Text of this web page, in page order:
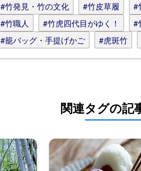
#竹発見・竹の文化
#竹皮草履 #
#竹職人
#竹虎四代目がゆく！ #
#籠バッグ・手提げかご
#虎斑竹
関連タグの記